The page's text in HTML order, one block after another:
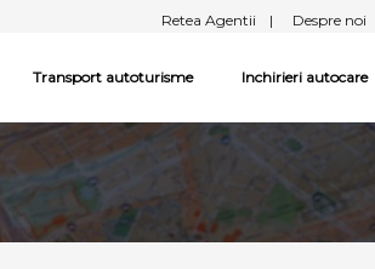
Retea Agentii | Despre noi
Transport autoturisme Inchirieri autocare